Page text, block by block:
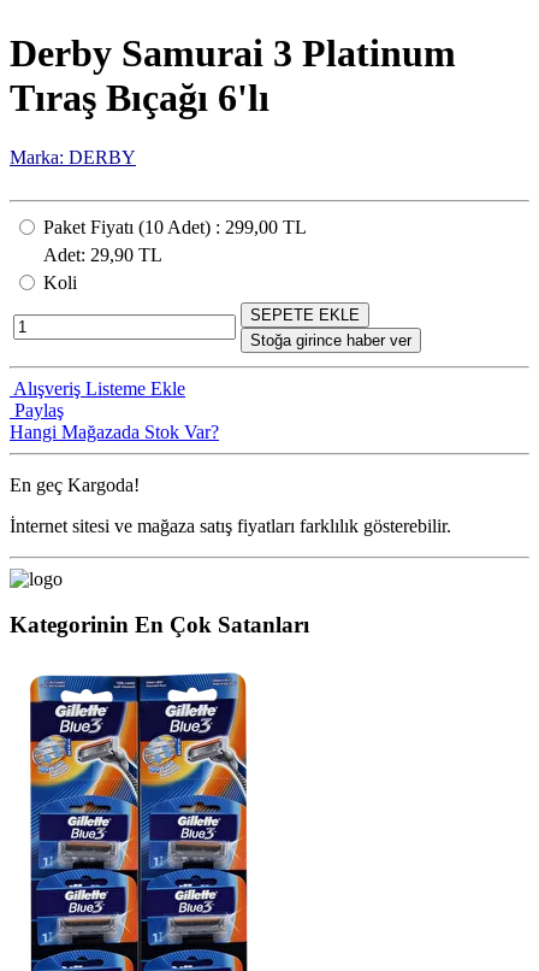
Derby Samurai 3 Platinum
Tıraş Bıçağı 6'lı
Marka: DERBY
Paket Fiyatı (10 Adet) : 299,00 TL
Adet: 29,90 TL
Koli
SEPETE EKLE
Stoğa girince haber ver
Alışveriş Listeme Ekle
Paylaş
Hangi Mağazada Stok Var?
En geç Kargoda!
İnternet sitesi ve mağaza satış fiyatları farklılık gösterebilir.
Kategorinin En Çok Satanları